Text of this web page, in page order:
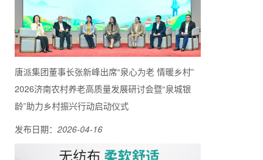
唐派集团董事长张新峰出席“泉心为老 情暖乡村”
2026济南农村养老高质量发展研讨会暨“泉城银
龄”助力乡村振兴行动启动仪式
发布日期： 2026-04-16